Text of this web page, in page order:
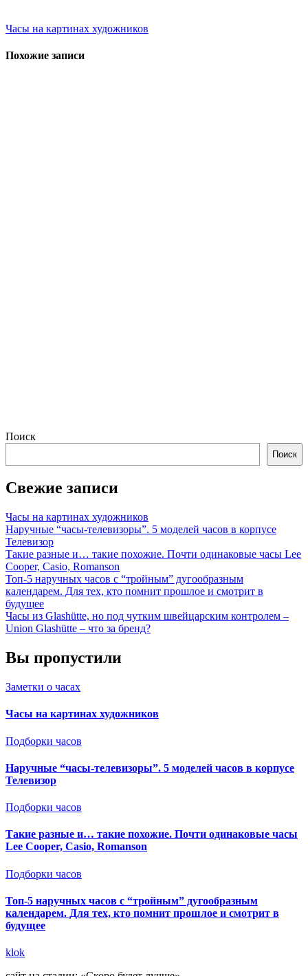
Навигация
по
Часы на картинах художников
Похожие записи
Поиск
Поиск
Свежие записи
Часы на картинах художников
Наручные “часы-телевизоры”. 5 моделей часов в корпусе
Телевизор
Такие разные и… такие похожие. Почти одинаковые часы Lee
Cooper, Casio, Romanson
Топ-5 наручных часов с “тройным” дугообразным
календарем. Для тех, кто помнит прошлое и смотрит в
будущее
Часы из Glashütte, но под чутким швейцарским контролем –
Union Glashütte – что за бренд?
Вы пропустили
Заметки о часах
Часы на картинах художников
Подборки часов
Наручные “часы-телевизоры”. 5 моделей часов в корпусе
Телевизор
Подборки часов
Такие разные и… такие похожие. Почти одинаковые часы
Lee Cooper, Casio, Romanson
Подборки часов
Топ-5 наручных часов с “тройным” дугообразным
календарем. Для тех, кто помнит прошлое и смотрит в
будущее
klok